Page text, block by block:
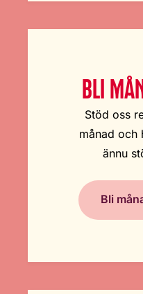
BLI
Stöd oss
månad och
ännu
Bli